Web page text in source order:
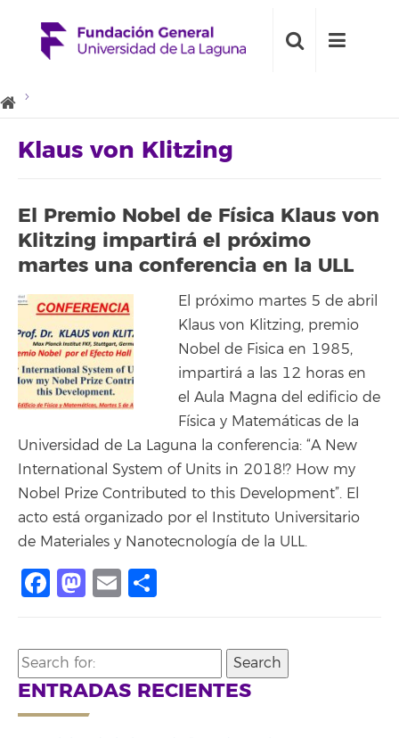
Klaus von Klitzing
El Premio Nobel de Física Klaus von
Klitzing impartirá el próximo
martes una conferencia en la ULL
El próximo martes 5 de abril
Klaus von Klitzing, premio
Nobel de Fisica en 1985,
impartirá a las 12 horas en
el Aula Magna del edificio de
Física y Matemáticas de la
Universidad de La Laguna la conferencia: “A New
International System of Units in 2018!? How my
Nobel Prize Contributed to this Development”. El
acto está organizado por el Instituto Universitario
de Materiales y Nanotecnología de la ULL.
Facebook
Mastodon
Email
Search
for:
ENTRADAS RECIENTES